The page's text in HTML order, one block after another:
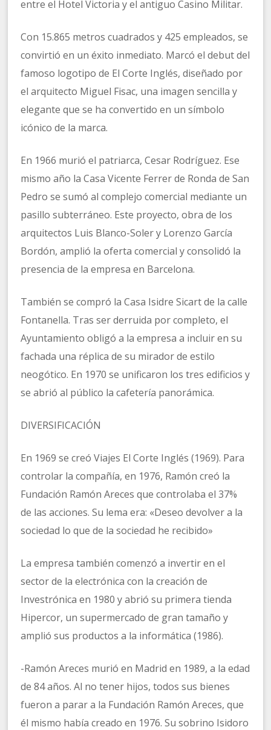
entre el Hotel Victoria y el antiguo Casino Militar.
Con 15.865 metros cuadrados y 425 empleados, se
convirtió en un éxito inmediato. Marcó el debut del
famoso logotipo de El Corte Inglés, diseñado por
el arquitecto Miguel Fisac, una imagen sencilla y
elegante que se ha convertido en un símbolo
icónico de la marca.
En 1966 murió el patriarca, Cesar Rodríguez. Ese
mismo año la Casa Vicente Ferrer de Ronda de San
Pedro se sumó al complejo comercial mediante un
pasillo subterráneo. Este proyecto, obra de los
arquitectos Luis Blanco-Soler y Lorenzo García
Bordón, amplió la oferta comercial y consolidó la
presencia de la empresa en Barcelona.
También se compró la Casa Isidre Sicart de la calle
Fontanella. Tras ser derruida por completo, el
Ayuntamiento obligó a la empresa a incluir en su
fachada una réplica de su mirador de estilo
neogótico. En 1970 se unificaron los tres edificios y
se abrió al público la cafetería panorámica.
DIVERSIFICACIÓN
En 1969 se creó Viajes El Corte Inglés (1969). Para
controlar la compañía, en 1976, Ramón creó la
Fundación Ramón Areces que controlaba el 37%
de las acciones. Su lema era: «Deseo devolver a la
sociedad lo que de la sociedad he recibido»
La empresa también comenzó a invertir en el
sector de la electrónica con la creación de
Investrónica en 1980 y abrió su primera tienda
Hipercor, un supermercado de gran tamaño y
amplió sus productos a la informática (1986).
-Ramón Areces murió en Madrid en 1989, a la edad
de 84 años. Al no tener hijos, todos sus bienes
fueron a parar a la Fundación Ramón Areces, que
él mismo había creado en 1976. Su sobrino Isidoro